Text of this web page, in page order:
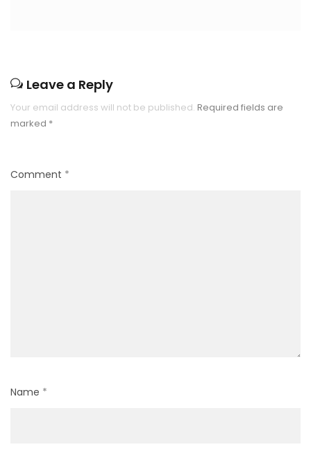
Leave a Reply
Your email address will not be published. Required fields are
marked *
Comment *
Name *